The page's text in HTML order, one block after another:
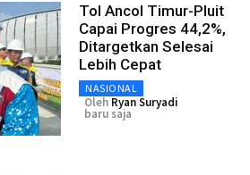
Tol Ancol Timur-Pluit
Capai Progres 44,2%,
Ditargetkan Selesai
Lebih Cepat
NASIONAL
Oleh Ryan Suryadi
baru saja